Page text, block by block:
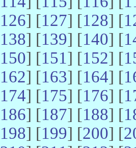
126] [127] [128] [
138] [139] [140] [
150] [151] [152] [
162] [163] [164] [
174] [175] [176] [
186] [187] [188] [
198] [199] [200] [